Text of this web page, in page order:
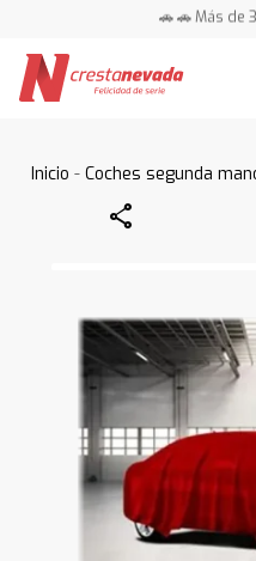
🚗 🚗 Más de
Inicio -Coches segunda
Share